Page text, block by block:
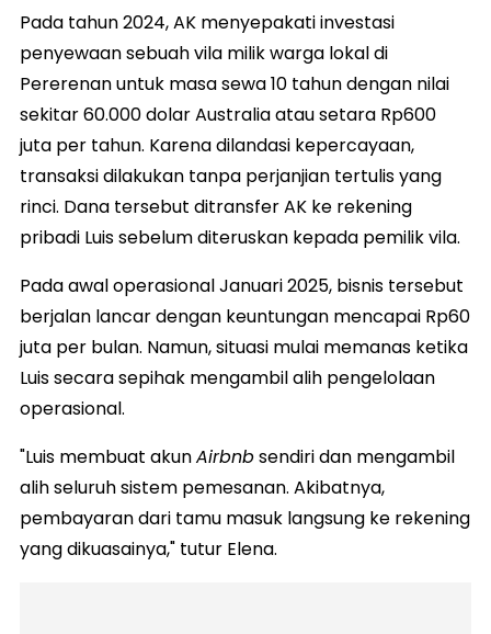
Pada tahun 2024, AK menyepakati investasi
penyewaan sebuah vila milik warga lokal di
Pererenan untuk masa sewa 10 tahun dengan nilai
sekitar 60.000 dolar Australia atau setara Rp600
juta per tahun. Karena dilandasi kepercayaan,
transaksi dilakukan tanpa perjanjian tertulis yang
rinci. Dana tersebut ditransfer AK ke rekening
pribadi Luis sebelum diteruskan kepada pemilik vila.
Pada awal operasional Januari 2025, bisnis tersebut
berjalan lancar dengan keuntungan mencapai Rp60
juta per bulan. Namun, situasi mulai memanas ketika
Luis secara sepihak mengambil alih pengelolaan
operasional.
"Luis membuat akunAirbnbsendiri dan mengambil
alih seluruh sistem pemesanan. Akibatnya,
pembayaran dari tamu masuk langsung ke rekening
yang dikuasainya," tutur Elena.